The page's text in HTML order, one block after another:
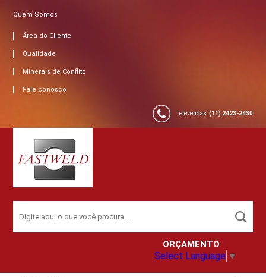
Quem Somos
Área do Cliente
Qualidade
Minerais de Conflito
Fale conosco
Televendas:(11) 2423-2430
ORÇAMENTO
Select Language ▼